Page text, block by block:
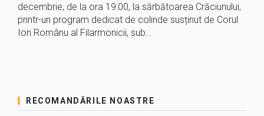
decembrie, de la ora 19:00, la sărbătoarea Crăciunului,
printr-un program dedicat de colinde susținut de Corul
Ion Românu al Filarmonicii, sub…
RECOMANDĂRILE NOASTRE